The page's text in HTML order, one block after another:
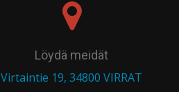
Löydä meidät
Virtaintie 19, 34800 VIRRAT